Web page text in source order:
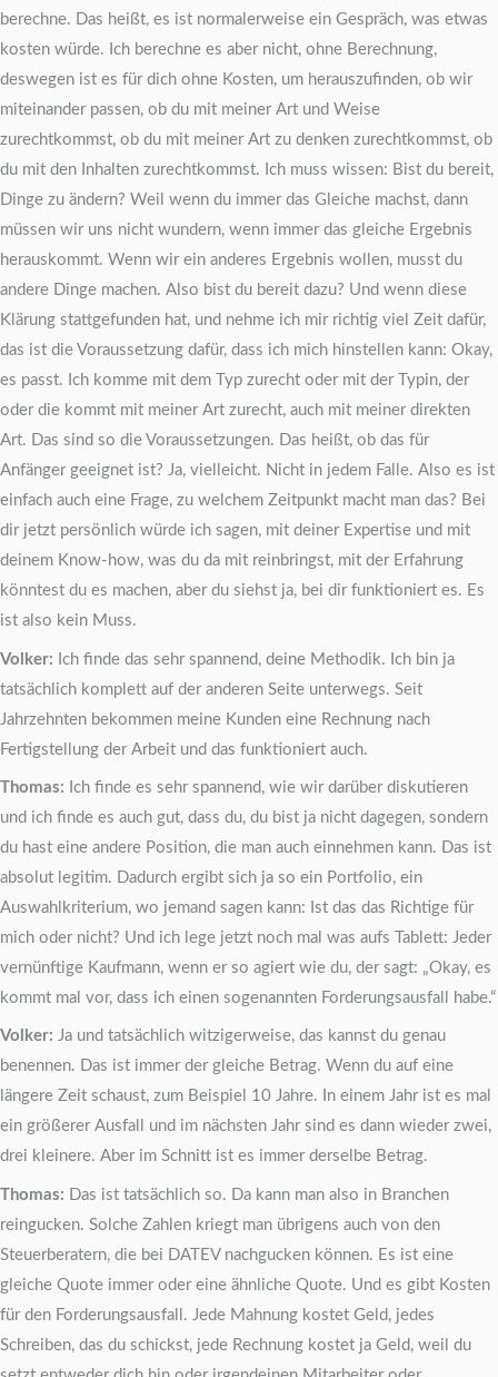
berechne. Das heißt, es ist normalerweise ein Gespräch, was etwas
kosten würde. Ich berechne es aber nicht, ohne Berechnung,
deswegen ist es für dich ohne Kosten, um herauszufinden, ob wir
miteinander passen, ob du mit meiner Art und Weise
zurechtkommst, ob du mit meiner Art zu denken zurechtkommst, ob
du mit den Inhalten zurechtkommst. Ich muss wissen: Bist du bereit,
Dinge zu ändern? Weil wenn du immer das Gleiche machst, dann
müssen wir uns nicht wundern, wenn immer das gleiche Ergebnis
herauskommt. Wenn wir ein anderes Ergebnis wollen, musst du
andere Dinge machen. Also bist du bereit dazu? Und wenn diese
Klärung stattgefunden hat, und nehme ich mir richtig viel Zeit dafür,
das ist die Voraussetzung dafür, dass ich mich hinstellen kann: Okay,
es passt. Ich komme mit dem Typ zurecht oder mit der Typin, der
oder die kommt mit meiner Art zurecht, auch mit meiner direkten
Art. Das sind so die Voraussetzungen. Das heißt, ob das für
Anfänger geeignet ist? Ja, vielleicht. Nicht in jedem Falle. Also es ist
einfach auch eine Frage, zu welchem Zeitpunkt macht man das? Bei
dir jetzt persönlich würde ich sagen, mit deiner Expertise und mit
deinem Know-how, was du da mit reinbringst, mit der Erfahrung
könntest du es machen, aber du siehst ja, bei dir funktioniert es. Es
ist also kein Muss.
Volker: Ich finde das sehr spannend, deine Methodik. Ich bin ja
tatsächlich komplett auf der anderen Seite unterwegs. Seit
Jahrzehnten bekommen meine Kunden eine Rechnung nach
Fertigstellung der Arbeit und das funktioniert auch.
Thomas: Ich finde es sehr spannend, wie wir darüber diskutieren
und ich finde es auch gut, dass du, du bist ja nicht dagegen, sondern
du hast eine andere Position, die man auch einnehmen kann. Das ist
absolut legitim. Dadurch ergibt sich ja so ein Portfolio, ein
Auswahlkriterium, wo jemand sagen kann: Ist das das Richtige für
mich oder nicht? Und ich lege jetzt noch mal was aufs Tablett: Jeder
vernünftige Kaufmann, wenn er so agiert wie du, der sagt: „Okay, es
kommt mal vor, dass ich einen sogenannten Forderungsausfall habe.“
Volker: Ja und tatsächlich witzigerweise, das kannst du genau
benennen. Das ist immer der gleiche Betrag. Wenn du auf eine
längere Zeit schaust, zum Beispiel 10 Jahre. In einem Jahr ist es mal
ein größerer Ausfall und im nächsten Jahr sind es dann wieder zwei,
drei kleinere. Aber im Schnitt ist es immer derselbe Betrag.
Thomas: Das ist tatsächlich so. Da kann man also in Branchen
reingucken. Solche Zahlen kriegt man übrigens auch von den
Steuerberatern, die bei DATEV nachgucken können. Es ist eine
gleiche Quote immer oder eine ähnliche Quote. Und es gibt Kosten
für den Forderungsausfall. Jede Mahnung kostet Geld, jedes
Schreiben, das du schickst, jede Rechnung kostet ja Geld, weil du